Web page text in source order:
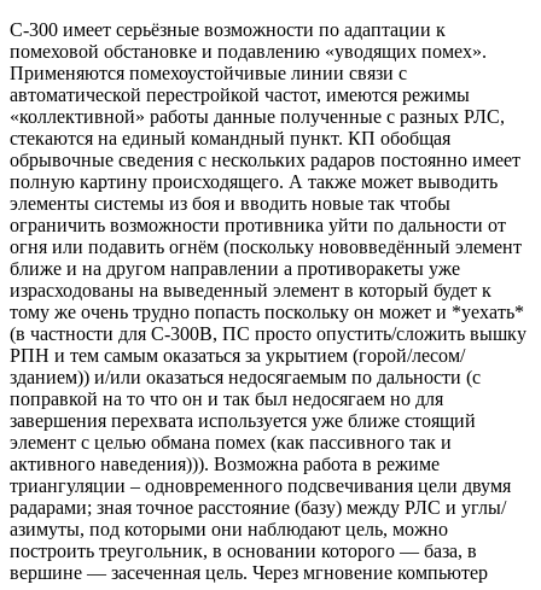
С-300 имеет серьёзные возможности по адаптации к
помеховой обстановке и подавлению «уводящих помех».
Применяются помехоустойчивые линии связи с
автоматической перестройкой частот, имеются режимы
«коллективной» работы данные полученные с разных РЛС,
стекаются на единый командный пункт. КП обобщая
обрывочные сведения с нескольких радаров постоянно имеет
полную картину происходящего. А также может выводить
элементы системы из боя и вводить новые так чтобы
ограничить возможности противника уйти по дальности от
огня или подавить огнём (поскольку нововведённый элемент
ближе и на другом направлении а противоракеты уже
израсходованы на выведенный элемент в который будет к
тому же очень трудно попасть поскольку он может и *уехать*
(в частности для С-300В, ПС просто опустить/сложить вышку
РПН и тем самым оказаться за укрытием (горой/лесом/
зданием)) и/или оказаться недосягаемым по дальности (с
поправкой на то что он и так был недосягаем но для
завершения перехвата используется уже ближе стоящий
элемент с целью обмана помех (как пассивного так и
активного наведения))). Возможна работа в режиме
триангуляции – одновременного подсвечивания цели двумя
радарами; зная точное расстояние (базу) между РЛС и углы/
азимуты, под которыми они наблюдают цель, можно
построить треугольник, в основании которого — база, в
вершине — засеченная цель. Через мгновение компьютер